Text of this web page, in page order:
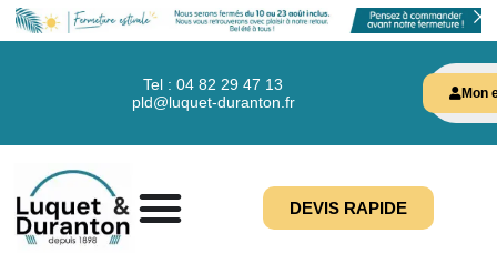
Tel : 04 82 29 47 13
pld@luquet-duranton.fr
Mon
DEVIS RAPIDE